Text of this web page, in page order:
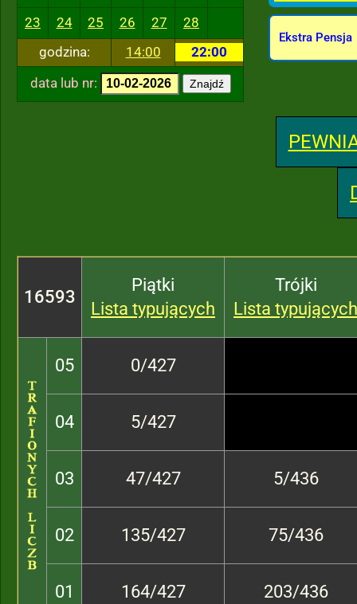
23
24 25 26 27
28
godzina:
14:00
22:00
data lub nr:
Znajdź
Ekstra Pensja
16593
Piątki
Lista typujących
Trójki
Lista typujących
05 0/427
04 5/427
03 47/427 5/436
02 135/427 75/436
01 164/427 203/436